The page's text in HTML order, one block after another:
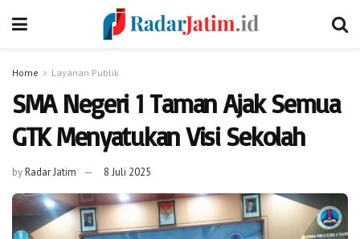
Home Layanan Publik
SMA Negeri 1 Taman Ajak Semua
GTK Menyatukan Visi Sekolah
byRadar Jatim 8 Juli 2025